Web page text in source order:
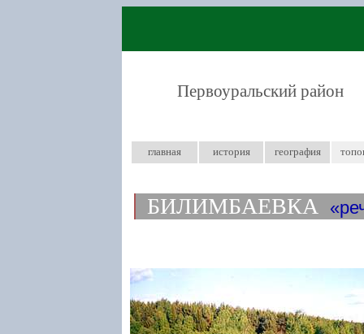
Первоуральский район
главная история география
БИЛИМБАЕВКА